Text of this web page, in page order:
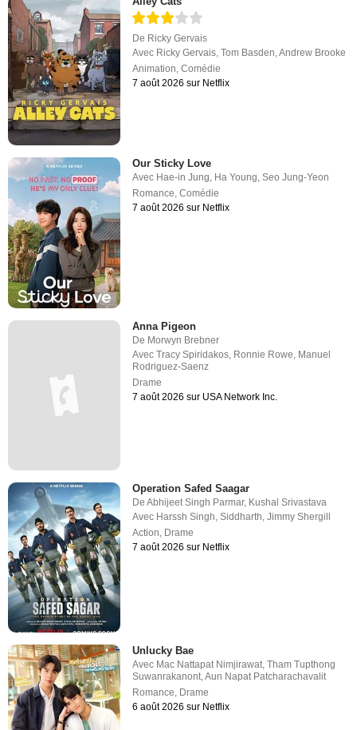
De Ricky Gervais
Avec Ricky Gervais,Tom Basden,Andrew Brooke
Animation,Comédie
7 août 2026 sur Netflix
Our Sticky Love
Avec Hae-in Jung, Ha Young,Seo Jung-Yeon
Romance,Comédie
7 août 2026 sur Netflix
Anna Pigeon
De Morwyn Brebner
AvecTracy Spiridakos Ronnie Rowe Manuel
Rodriguez-Saenz
Drame
7 août 2026 sur USA Network Inc.
Operation Safed Saagar
DeAbhijeet Singh Parmar, Kushal Srivastava
Avec Harssh Singh,Siddharth,Jimmy Shergill
Action, Drame
7 août 2026 sur Netflix
Unlucky Bae
Avec Mac Nattapat Nimjirawat,Tham Tupthong
Suwanrakanont,Aun Napat Patcharachavalit
Romance, Drame
6 août 2026 sur Netflix